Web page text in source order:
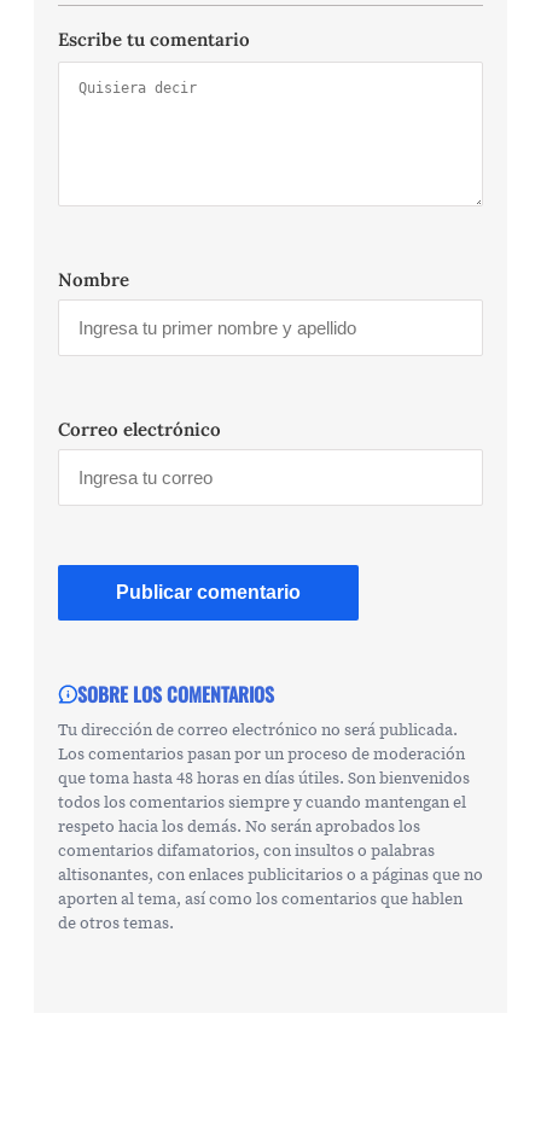
Escribe tu comentario
Nombre
Correo electrónico
SOBRE LOS COMENTARIOS
Tu dirección de correo electrónico no será publicada.
Los comentarios pasan por un proceso de moderación
que toma hasta 48 horas en días útiles. Son bienvenidos
todos los comentarios siempre y cuando mantengan el
respeto hacia los demás. No serán aprobados los
comentarios difamatorios, con insultos o palabras
altisonantes, con enlaces publicitarios o a páginas que no
aporten al tema, así como los comentarios que hablen
de otros temas.